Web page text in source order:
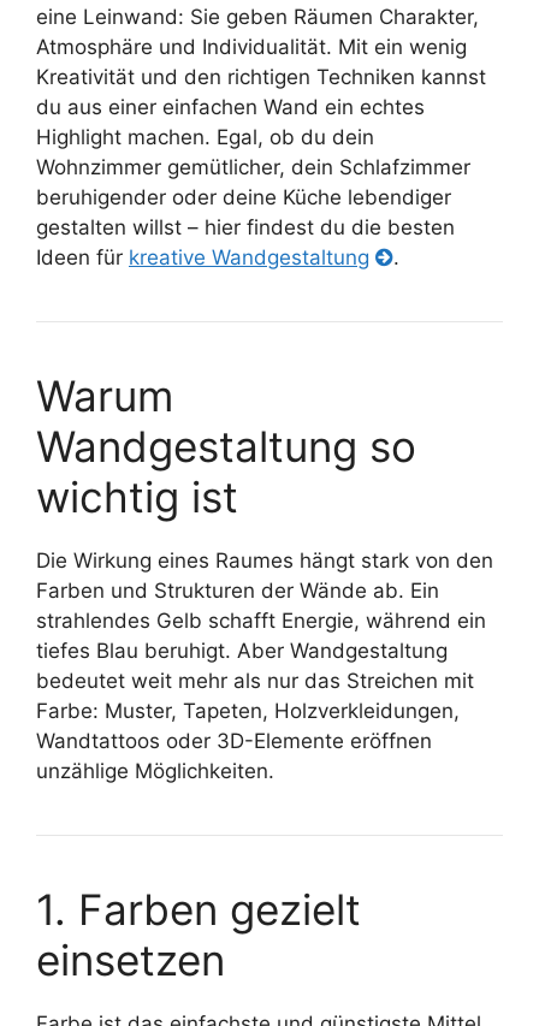
eine Leinwand: Sie geben Räumen Charakter,
Atmosphäre und Individualität. Mit ein wenig
Kreativität und den richtigen Techniken kannst
du aus einer einfachen Wand ein echtes
Highlight machen. Egal, ob du dein
Wohnzimmer gemütlicher, dein Schlafzimmer
beruhigender oder deine Küche lebendiger
gestalten willst – hier findest du die besten
Ideen für kreative Wandgestaltung .
Warum
Wandgestaltung so
wichtig ist
Die Wirkung eines Raumes hängt stark von den
Farben und Strukturen der Wände ab. Ein
strahlendes Gelb schafft Energie, während ein
tiefes Blau beruhigt. Aber Wandgestaltung
bedeutet weit mehr als nur das Streichen mit
Farbe: Muster, Tapeten, Holzverkleidungen,
Wandtattoos oder 3D-Elemente eröffnen
unzählige Möglichkeiten.
1. Farben gezielt
einsetzen